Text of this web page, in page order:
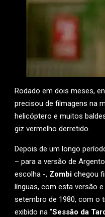
Rodado em dois meses,
precisou de filmagens na
helicóptero e muitos
giz vermelho derretido.
Depois de um longo
– para a versão de
escolha -, Zombi chegou
línguas, com esta versão
setembro de 1980, com o
exibido na “Sessão da